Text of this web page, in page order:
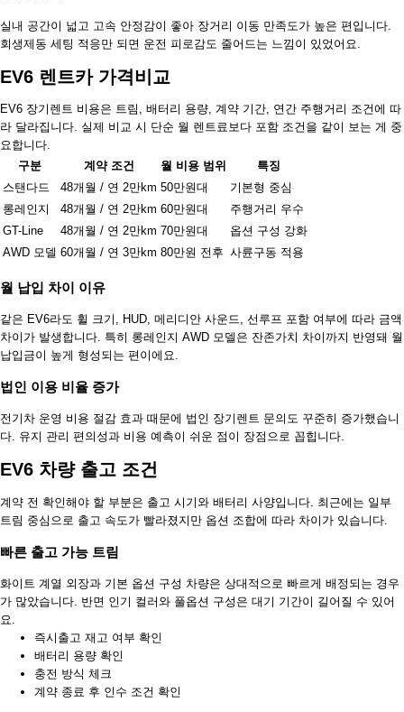
실내 공간이 넓고 고속 안정감이 좋아 장거리 이동 만족도가 높은 편입니다.
회생제동 세팅 적응만 되면 운전 피로감도 줄어드는 느낌이 있었어요.
EV6 렌트카 가격비교
EV6 장기렌트 비용은 트림, 배터리 용량, 계약 기간, 연간 주행거리 조건에 따
라 달라집니다. 실제 비교 시 단순 월 렌트료보다 포함 조건을 같이 보는 게 중
요합니다.
구분
계약 조건 월 비용 범위
특징
스탠다드
48개월 / 연 2만km 50만원대
기본형 중심
롱레인지
48개월 / 연 2만km 60만원대
주행거리 우수
GT-Line
48개월 / 연 2만km 70만원대
옵션 구성 강화
AWD 모델 60개월 / 연 3만km 80만원 전후 사륜구동 적용
월 납입 차이 이유
같은 EV6라도 휠 크기, HUD, 메리디안 사운드, 선루프 포함 여부에 따라 금액
차이가 발생합니다. 특히 롱레인지 AWD 모델은 잔존가치 차이까지 반영돼 월
납입금이 높게 형성되는 편이에요.
법인 이용 비율 증가
전기차 운영 비용 절감 효과 때문에 법인 장기렌트 문의도 꾸준히 증가했습니
다. 유지 관리 편의성과 비용 예측이 쉬운 점이 장점으로 꼽힙니다.
EV6 차량 출고 조건
계약 전 확인해야 할 부분은 출고 시기와 배터리 사양입니다. 최근에는 일부
트림 중심으로 출고 속도가 빨라졌지만 옵션 조합에 따라 차이가 있습니다.
빠른 출고 가능 트림
화이트 계열 외장과 기본 옵션 구성 차량은 상대적으로 빠르게 배정되는 경우
가 많았습니다. 반면 인기 컬러와 풀옵션 구성은 대기 기간이 길어질 수 있어
요.
즉시출고 재고 여부 확인
배터리 용량 확인
충전 방식 체크
계약 종료 후 인수 조건 확인